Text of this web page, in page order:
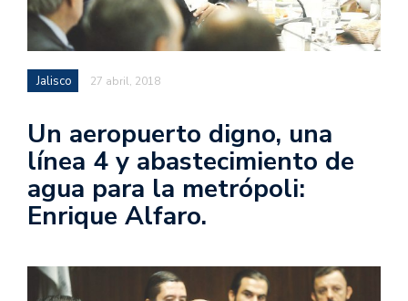
Jalisco 27 abril, 2018
Un aeropuerto digno, una
línea 4 y abastecimiento de
agua para la metrópoli:
Enrique Alfaro.